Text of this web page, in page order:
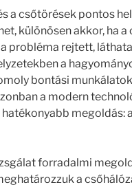
a csőtörések pontos
különösen akkor, ha a
probléma rejtett,
a
bontási
a modern
megoldás: a
forradalmi
a